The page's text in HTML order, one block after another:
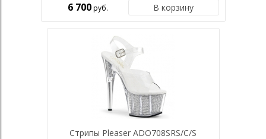
6 700руб. В корзину
Стрипы Pleaser ADO708SRS/C/S